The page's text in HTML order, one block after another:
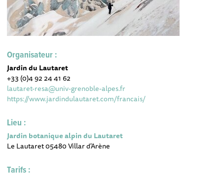
Organisateur :
Jardin du Lautaret
+33 (0)4 92 24 41 62
lautaret-resa@univ-grenoble-alpes.fr
https://www.jardindulautaret.com/francais/
Lieu :
Jardin botanique alpin du Lautaret
Le Lautaret 05480 Villar d'Arène
Tarifs :